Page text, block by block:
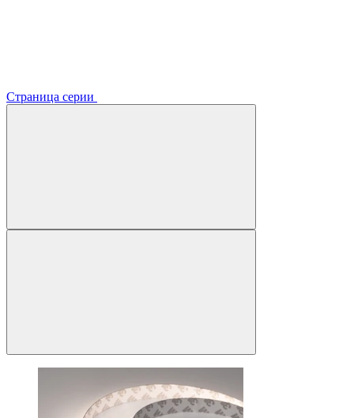
Страница серии